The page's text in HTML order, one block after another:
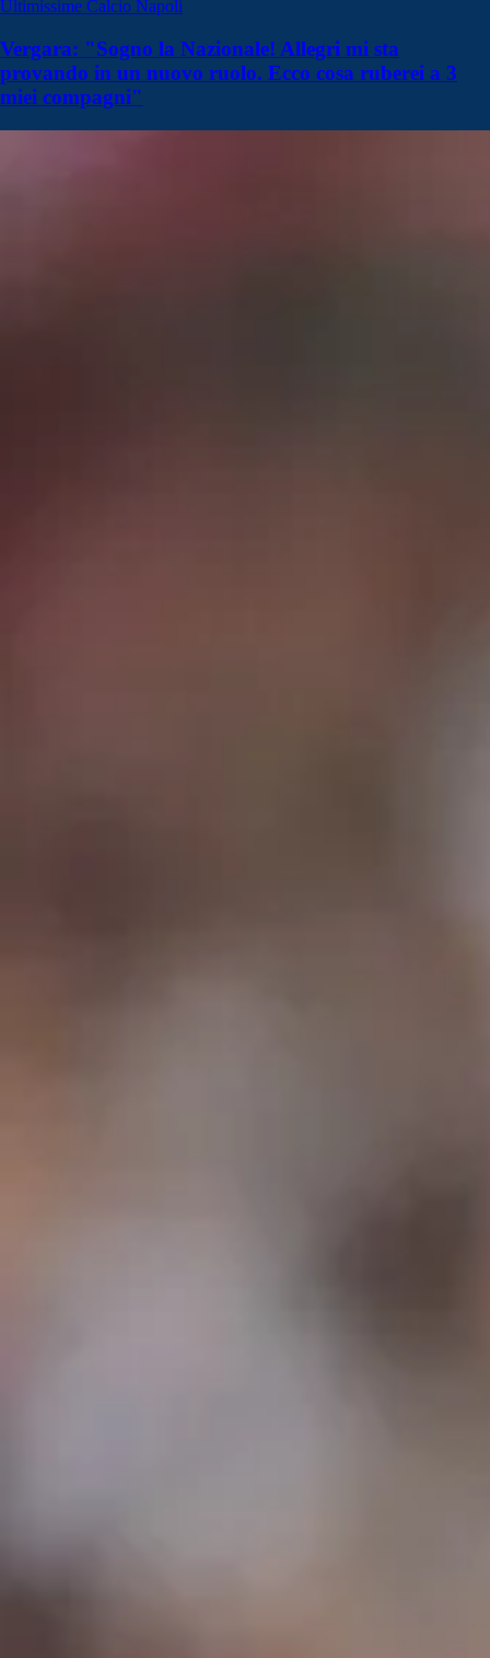
Ultimissime Calcio Napoli
Vergara: "Sogno la Nazionale! Allegri mi sta
provando in un nuovo ruolo. Ecco cosa ruberei a 3
miei compagni"